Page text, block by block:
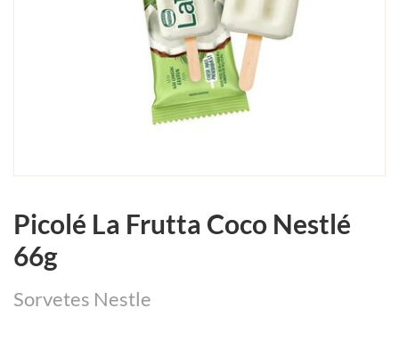
Picolé La Frutta Coco Nestlé
66g
Sorvetes Nestle